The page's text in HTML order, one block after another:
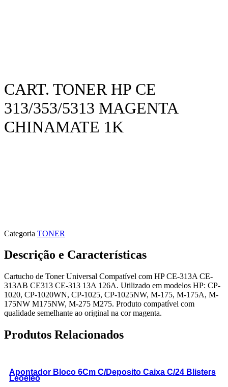
CART. TONER HP CE
313/353/5313 MAGENTA
CHINAMATE 1K
Categoria TONER
Descrição e Características
Cartucho de Toner Universal Compatível com HP CE-313A CE-
313AB CE313 CE-313 13A 126A. Utilizado em modelos HP: CP-
1020, CP-1020WN, CP-1025, CP-1025NW, M-175, M-175A, M-
175NW M175NW, M-275 M275. Produto compatível com
qualidade semelhante ao original na cor magenta.
Produtos Relacionados
Apontador Bloco 6Cm C/Deposito Caixa C/24 Blisters
Leoeleo